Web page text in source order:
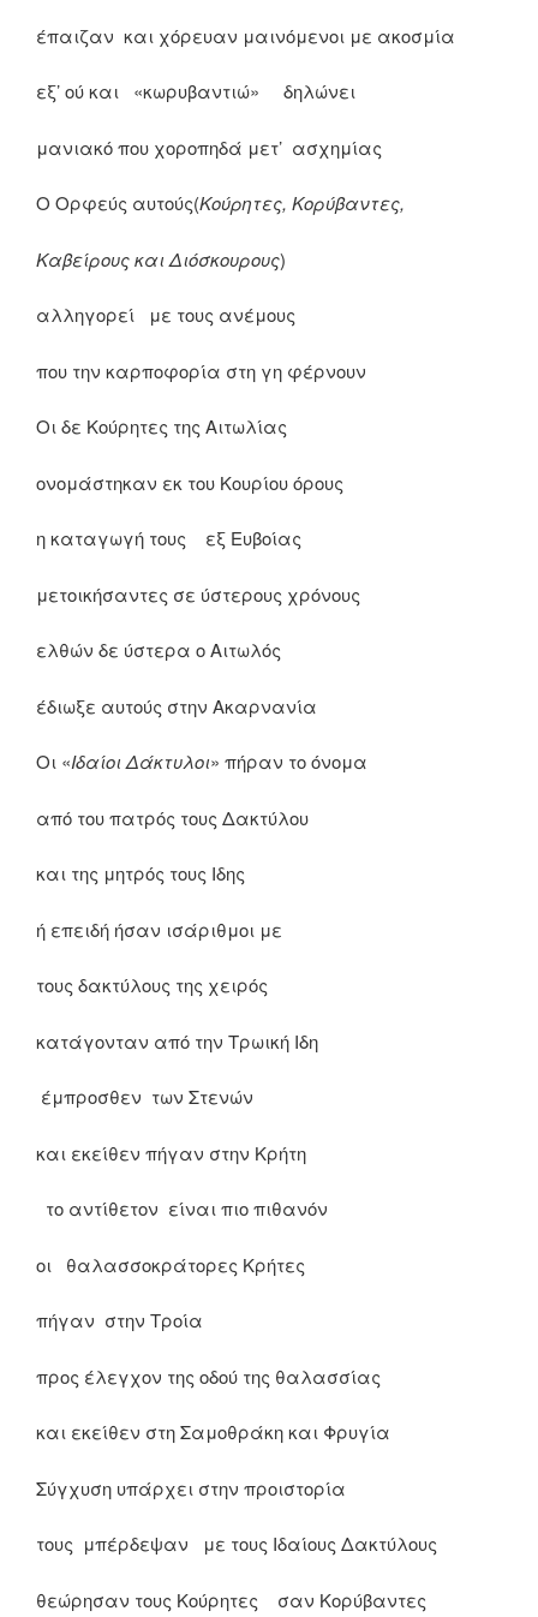
έπαιζαν και χόρευαν μαινόμενοι με ακοσμία
εξ’ ού και «κωρυβαντιώ» δηλώνει
μανιακό που χοροπηδά μετ’ ασχημίας
Ο Ορφεύς αυτούς(Κούρητες, Κορύβαντες,
Καβείρους και Διόσκουρους)
αλληγορεί με τους ανέμους
που την καρποφορία στη γη φέρνουν
Οι δε Κούρητες της Αιτωλίας
ονομάστηκαν εκ του Κουρίου όρους
η καταγωγή τους εξ Ευβοίας
μετοικήσαντες σε ύστερους χρόνους
ελθών δε ύστερα ο Αιτωλός
έδιωξε αυτούς στην Ακαρνανία
Οι «Ιδαίοι Δάκτυλοι» πήραν το όνομα
από του πατρός τους Δακτύλου
και της μητρός τους Ιδης
ή επειδή ήσαν ισάριθμοι με
τους δακτύλους της χειρός
κατάγονταν από την Τρωική Ιδη
έμπροσθεν των Στενών
και εκείθεν πήγαν στην Κρήτη
το αντίθετον είναι πιο πιθανόν
οι θαλασσοκράτορες Κρήτες
πήγαν στην Τροία
προς έλεγχον της οδού της θαλασσίας
και εκείθεν στη Σαμοθράκη και Φρυγία
Σύγχυση υπάρχει στην προιστορία
τους μπέρδεψαν με τους Ιδαίους Δακτύλους
θεώρησαν τους Κούρητες σαν Κορύβαντες